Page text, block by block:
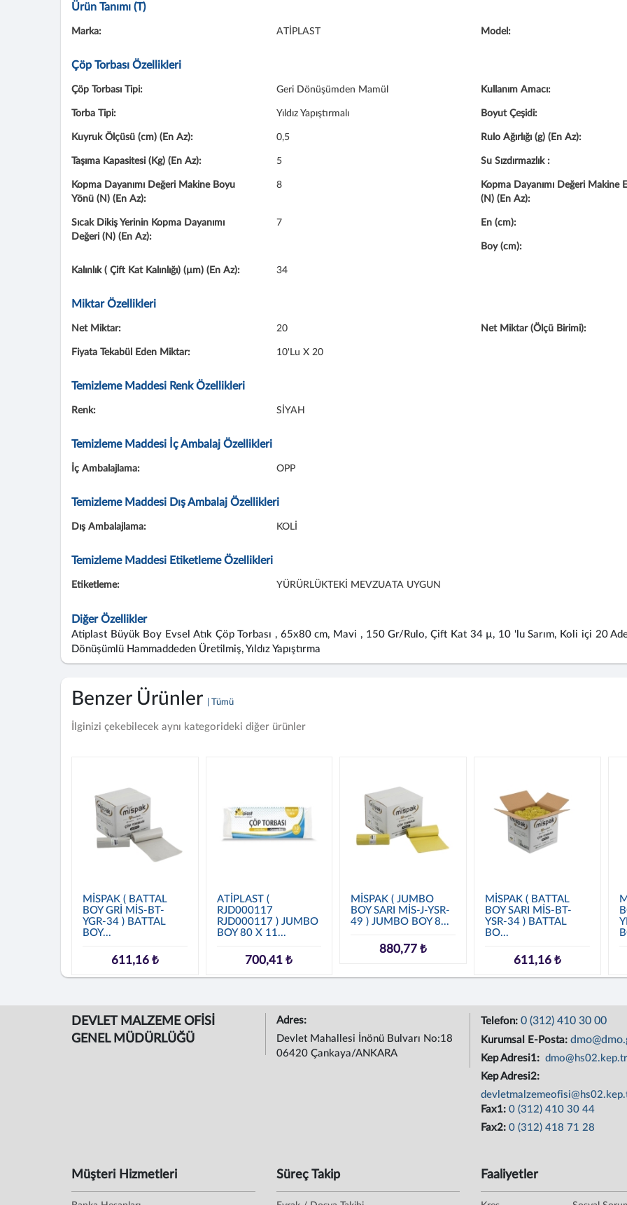
Ürün Tanımı (T)
Marka: ATİPLAST Model:
Çöp Torbası Özellikleri
Çöp Torbası Tipi: Geri Dönüşümden Mamül Kullanım Amacı:
Torba Tipi: Yıldız Yapıştırmalı Boyut Çeşidi:
Kuyruk Ölçüsü (cm) (En Az): 0,5 Rulo Ağırlığı (g) (En Az):
Taşıma Kapasitesi (Kg) (En Az): 5 Su Sızdırmazlık :
Kopma Dayanımı Değeri Makine Boyu
Yönü (N) (En Az):
8
Kopma Dayanımı Değeri Makine
(N) (En Az):
Sıcak Dikiş Yerinin Kopma Dayanımı
Değeri (N) (En Az):
7 En (cm):
Boy (cm):
Kalınlık ( Çift Kat Kalınlığı) (µm) (En Az): 34
Miktar Özellikleri
Net Miktar: 20 Net Miktar (Ölçü Birimi):
Fiyata Tekabül Eden Miktar: 10'lu X 20
Temizleme Maddesi Renk Özellikleri
Renk: SİYAH
Temizleme Maddesi İç Ambalaj Özellikleri
İç Ambalajlama: OPP
Temizleme Maddesi Dış Ambalaj Özellikleri
Dış Ambalajlama: KOLİ
Temizleme Maddesi Etiketleme Özellikleri
Etiketleme: YÜRÜRLÜKTEKİ MEVZUATA UYGUN
Diğer Özellikler
Atiplast Büyük Boy Evsel Atık Çöp Torbası , 65x80 cm, Mavi , 150 Gr/Rulo, Çift Kat 34 µ, 10 'lu Sarım, Koli içi 20
Dönüşümlü Hammaddeden Üretilmiş, Yıldız Yapıştırma
Benzer Ürünler | Tümü
İlginizi çekebilecek aynı kategorideki diğer ürünler
MİSPAK ( BATTAL
BOY GRİ MİS-BT-
YGR-34 ) BATTAL
BOY...
611,16 ₺
ATİPLAST (
RJD000117
RJD000117 ) JUMBO
BOY 80 X 11...
700,41 ₺
MİSPAK ( JUMBO
BOY SARI MİS-J-YSR-
49 ) JUMBO BOY 8...
880,77 ₺
MİSPAK ( BATTAL
BOY SARI MİS-BT-
YSR-34 ) BATTAL
BO...
611,16 ₺
DEVLET MALZEME OFİSİ
GENEL MÜDÜRLÜĞÜ
Adres:
Devlet Mahallesi İnönü Bulvarı No:18
06420 Çankaya/ANKARA
Telefon: 0 (312) 410 30 00
Kurumsal E-Posta:
Kep Adresi1: dmo@hs02.kep.tr
Kep Adresi2:
Fax1: 0 (312) 410 30 44
Fax2: 0 (312) 418 71 28
Müşteri Hizmetleri Süreç Takip Faaliyetler